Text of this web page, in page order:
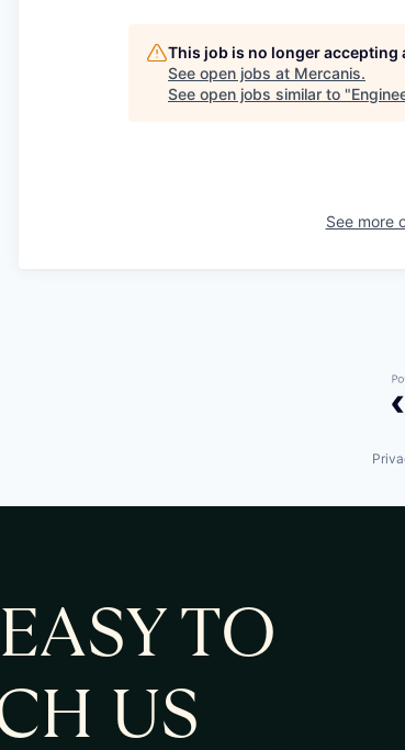
This job is no longer accepting
See open jobs at Mercanis.
See open jobs similar to "
See more
TO
US